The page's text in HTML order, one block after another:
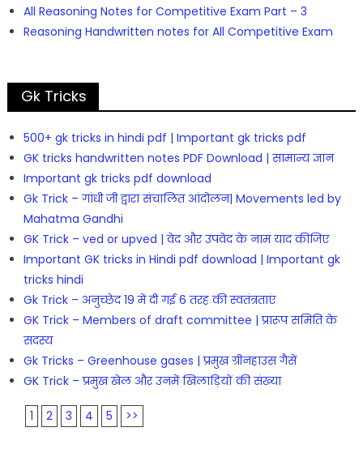
All Reasoning Notes for Competitive Exam Part – 3
Reasoning Handwritten notes for All Competitive Exam
Gk Tricks
500+ gk tricks in hindi pdf | Important gk tricks pdf
GK tricks handwritten notes PDF Download | सामान्य ज्ञान
Important gk tricks pdf download
Gk Trick – गांधी जी द्वारा संचालित आंदोलन| Movements led by
Mahatma Gandhi
GK Trick – ved or upved | वेद और उपवेद के नाम याद कीजिए
Important GK tricks in Hindi pdf download | Important gk
tricks hindi
Gk Trick – अनुच्छेद 19 में दी गई 6 तरह की स्वतंत्रताएं
GK Trick – Members of draft committee | प्रारूप समिति के
सदस्य
Gk Tricks – Greenhouse gases | प्रमुख ग्रीनहाउस गैसें
GK Trick – प्रमुख खेल और उनमें खिलाड़ियों की संख्या
1 2 3 4 5 >>